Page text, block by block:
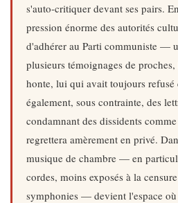
s'auto-critiquer devant ses pairs.
pression énorme des autorités
d'adhérer au Parti communiste —
plusieurs témoignages de
honte, lui qui avait toujours refusé
également, sous contrainte, des
condamnant des dissidents
regrettera amèrement en privé.
musique de chambre — en
cordes, moins exposés à la
symphonies — devient l'espace